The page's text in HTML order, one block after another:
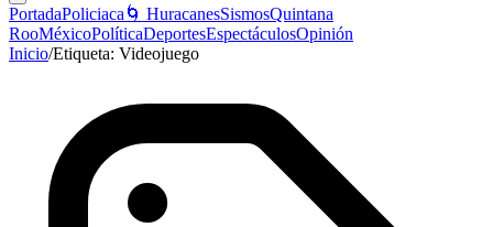
PortadaPoliciaca 🌀 HuracanesSismosQuintana
RooMéxicoPolíticaDeportesEspectáculosOpinión
Inicio/Etiqueta: Videojuego